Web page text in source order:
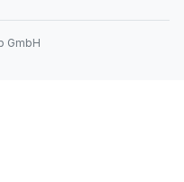
GmbH